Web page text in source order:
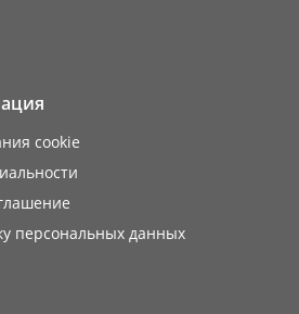
cookie
персональных данных